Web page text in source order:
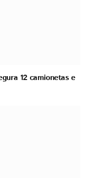
12 camionetas e